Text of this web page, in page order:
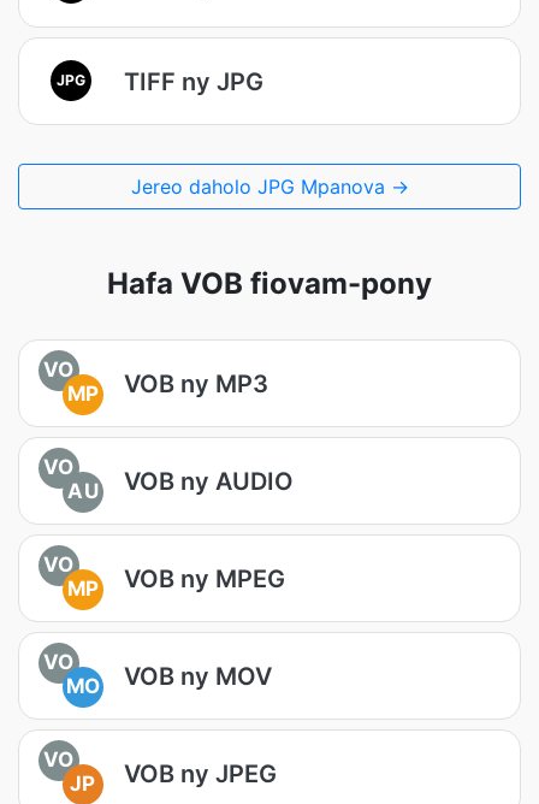
JPG TIFF ny JPG
Jereo daholo JPG Mpanova →
Hafa VOB fiovam-pony
VO
MP
VOB ny MP3
VO
AU
VOB ny AUDIO
VO
MP
VOB ny MPEG
VO
MO
VOB ny MOV
VO
JP
VOB ny JPEG